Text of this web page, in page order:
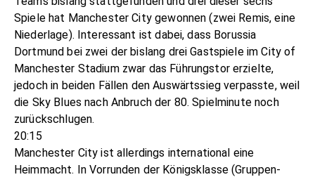
Spiele hat Manchester City gewonnen (zwei Remis, eine
Niederlage). Interessant ist dabei, dass Borussia
Dortmund bei zwei der bislang drei Gastspiele im City of
Manchester Stadium zwar das Führungstor erzielte,
jedoch in beiden Fällen den Auswärtssieg verpasste, weil
die Sky Blues nach Anbruch der 80. Spielminute noch
zurückschlugen.
20:15
Manchester City ist allerdings international eine
Heimmacht. In Vorrunden der Königsklasse (Gruppen-